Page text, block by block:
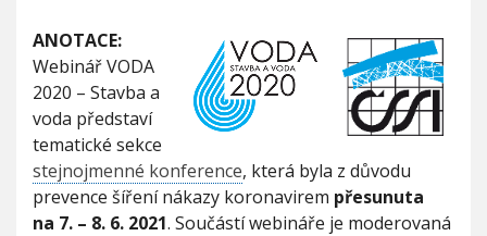
K
O
V
Á
N
A
V
I
G
A
C
E
ANOTACE:
Webinář VODA
2020 – Stavba a
voda představí
tematické sekce
stejnojmenné konference, která byla z důvodu
prevence šíření nákazy koronavirem přesunuta
na 7. – 8. 6. 2021. Součástí webináře je moderovaná